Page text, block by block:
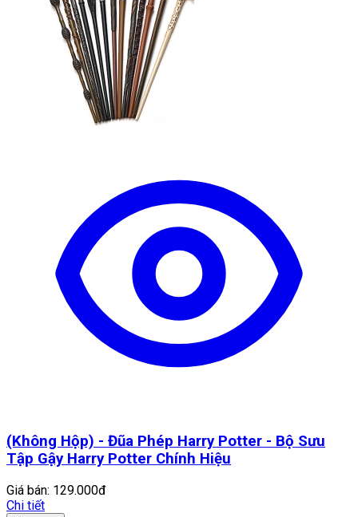
(Không Hộp) - Đũa Phép Harry Potter - Bộ Sưu
Tập Gậy Harry Potter Chính Hiệu
Giá bán: 129.000đ
Chi tiết